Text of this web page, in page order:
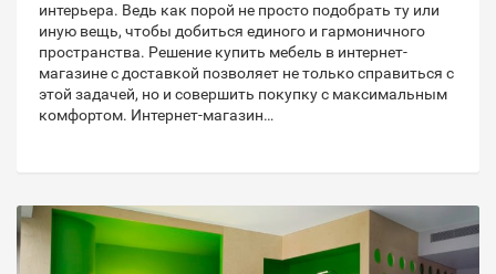
интерьера. Ведь как порой не просто подобрать ту или
иную вещь, чтобы добиться единого и гармоничного
пространства. Решение купить мебель в интернет-
магазине с доставкой позволяет не только справиться с
этой задачей, но и совершить покупку с максимальным
комфортом. Интернет-магазин…